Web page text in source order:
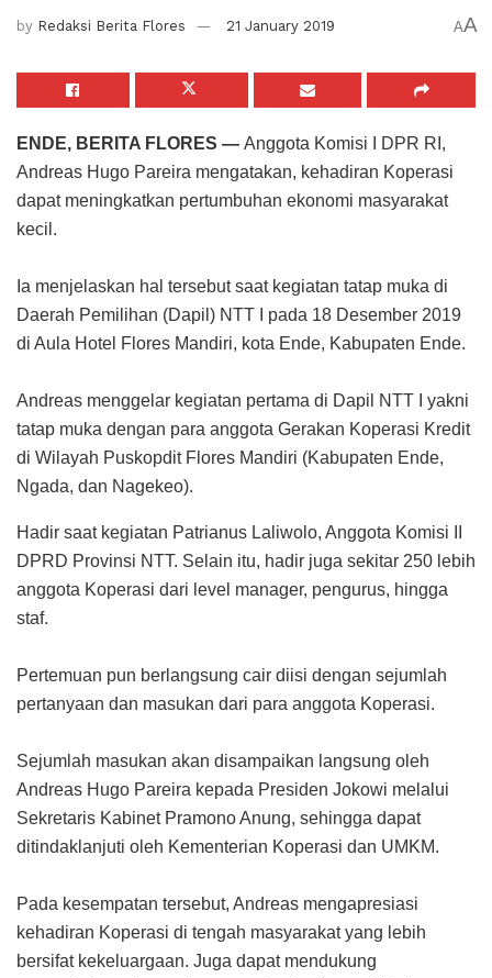
by Redaksi Berita Flores 21 January 2019 AA
ENDE, BERITA FLORES — Anggota Komisi I DPR RI,
Andreas Hugo Pareira mengatakan, kehadiran Koperasi
dapat meningkatkan pertumbuhan ekonomi masyarakat
kecil.
Ia menjelaskan hal tersebut saat kegiatan tatap muka di
Daerah Pemilihan (Dapil) NTT I pada 18 Desember 2019
di Aula Hotel Flores Mandiri, kota Ende, Kabupaten Ende.
Andreas menggelar kegiatan pertama di Dapil NTT I yakni
tatap muka dengan para anggota Gerakan Koperasi Kredit
di Wilayah Puskopdit Flores Mandiri (Kabupaten Ende,
Ngada, dan Nagekeo).
Hadir saat kegiatan Patrianus Laliwolo, Anggota Komisi II
DPRD Provinsi NTT. Selain itu, hadir juga sekitar 250 lebih
anggota Koperasi dari level manager, pengurus, hingga
staf.
Pertemuan pun berlangsung cair diisi dengan sejumlah
pertanyaan dan masukan dari para anggota Koperasi.
Sejumlah masukan akan disampaikan langsung oleh
Andreas Hugo Pareira kepada Presiden Jokowi melalui
Sekretaris Kabinet Pramono Anung, sehingga dapat
ditindaklanjuti oleh Kementerian Koperasi dan UMKM.
Pada kesempatan tersebut, Andreas mengapresiasi
kehadiran Koperasi di tengah masyarakat yang lebih
bersifat kekeluargaan. Juga dapat mendukung